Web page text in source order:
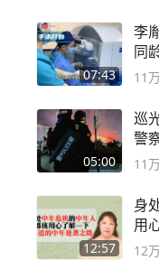
07:43
李
同
11万
05:00
巡
警
音
11万
12:57
身
用
袭
12万